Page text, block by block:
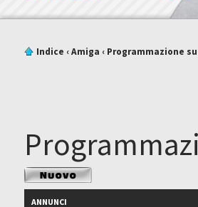
Indice ‹Amiga ‹ Programmazione
Scrivi un nuovo
argomento
ANNUNCI